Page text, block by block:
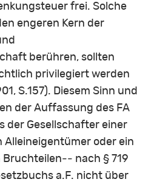
frei. Solche
engeren Kern der
berühren, sollten
privilegiert werden
S.157). Diesem Sinn und
der Auffassung des FA
der Gesellschafter einer
Alleineigentümer oder ein
nach § 719
a.F. nicht über